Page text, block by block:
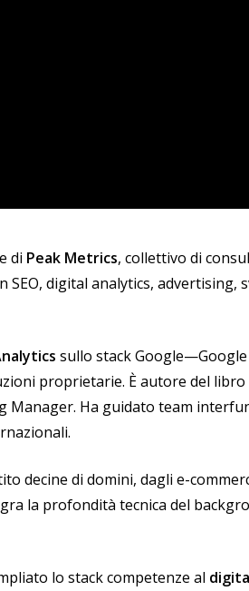
di Peak Metrics, collettivo di
SEO, digital analytics,
sullo stack
proprietarie. È autore del libro
Manager. Ha guidato team
decine di domini, dagli e-
la profondità tecnica del
lo stack competenze al